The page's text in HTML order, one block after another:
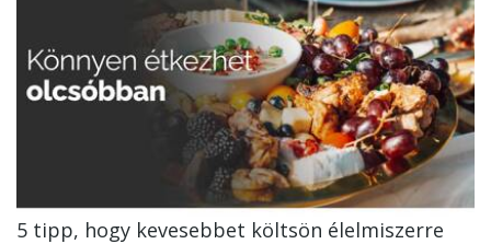
5 tipp, hogy kevesebbet költsön élelmiszerre